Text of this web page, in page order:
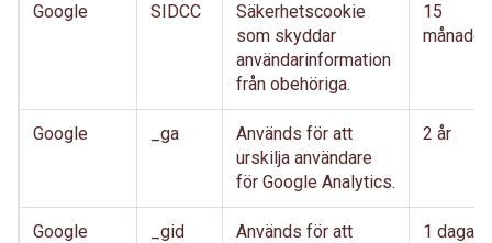
Google SIDCC
Säkerhetscookie
som skyddar
användarinformation
från obehöriga.
15
månader
Google _ga
Används för att
urskilja användare
för Google Analytics.
2 år
Google _gid
Används för att
1 dagar